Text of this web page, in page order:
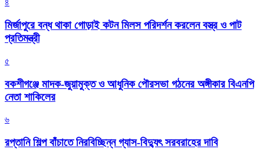
৪
মির্জাপুরে বন্ধ থাকা গোড়াই কটন মিলস পরিদর্শন করলেন বস্ত্র ও পাট
প্রতিমন্ত্রী
৫
বকশীগঞ্জে মাদক-জুয়ামুক্ত ও আধুনিক পৌরসভা গঠনের অঙ্গীকার বিএনপি
নেতা শাকিলের
৬
রপ্তানি শিল্প বাঁচাতে নিরবিচ্ছিন্ন গ্যাস-বিদ্যুৎ সরবরাহের দাবি